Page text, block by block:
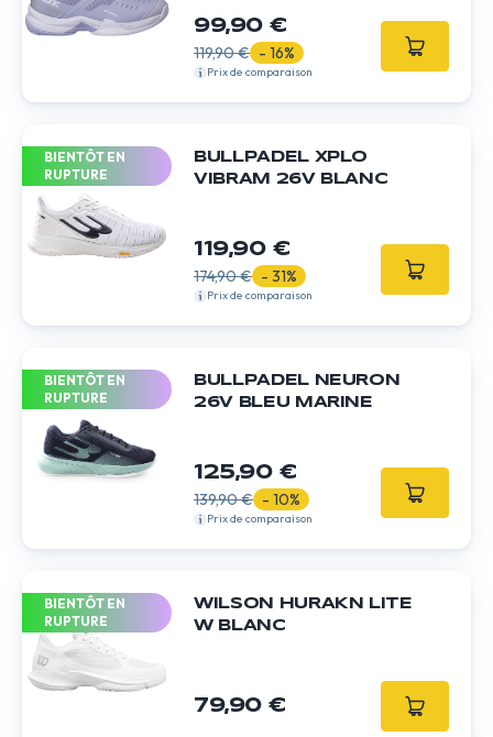
99,90 €
119,90 € - 16%
Prix de comparaison
BIENTÔT EN
RUPTURE
BULLPADEL XPLO
VIBRAM 26V BLANC
119,90 €
174,90 € - 31%
Prix de comparaison
BIENTÔT EN
RUPTURE
BULLPADEL NEURON
26V BLEU MARINE
125,90 €
139,90 € - 10%
Prix de comparaison
BIENTÔT EN
RUPTURE
WILSON HURAKN LITE
W BLANC
79,90 €